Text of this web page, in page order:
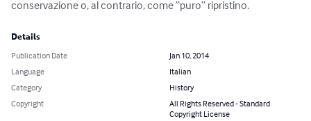
conservazione o, al contrario, come “puro” ripristino.
Details
Publication Date
Jan 10, 2014
Language
Italian
Category
History
Copyright
All Rights Reserved - Standard
Copyright License